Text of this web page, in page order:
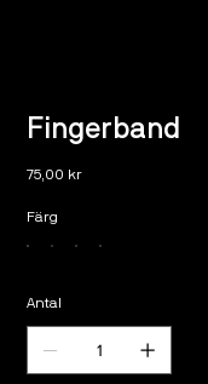
Fingerband
Pris
75,00 kr
Färg
Antal